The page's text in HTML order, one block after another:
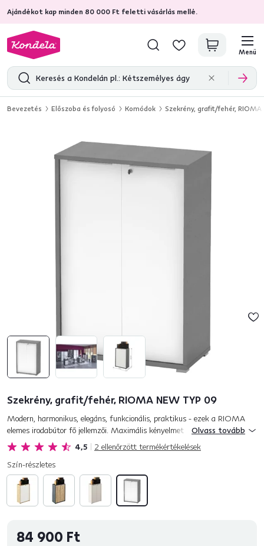
Ajándékot kap minden 80 000 Ft feletti vásárlás mellé.
4,7 31 157 ellenőrzött termékértékelések
Menü
Bevezetés Előszoba és folyosó Komódok Szekrény, grafit/fehér, RIOMA
Szekrény, grafit/fehér, RIOMA NEW TYP 09
4,5 2 ellenőrzött termékértékelések
Modern, harmonikus, elegáns, funkcionális, praktikus - ezek a RIOMA
elemes irodabútor fő jellemzői. Maximális kényelmet biztosít a
munkavégzéshez és kellemes, motiváló munkahelyi légkört terem...
Olvass tovább
Szín-részletes
84 900 Ft